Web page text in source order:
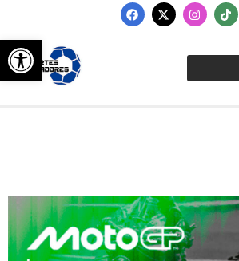
Abrir barra de herramientas